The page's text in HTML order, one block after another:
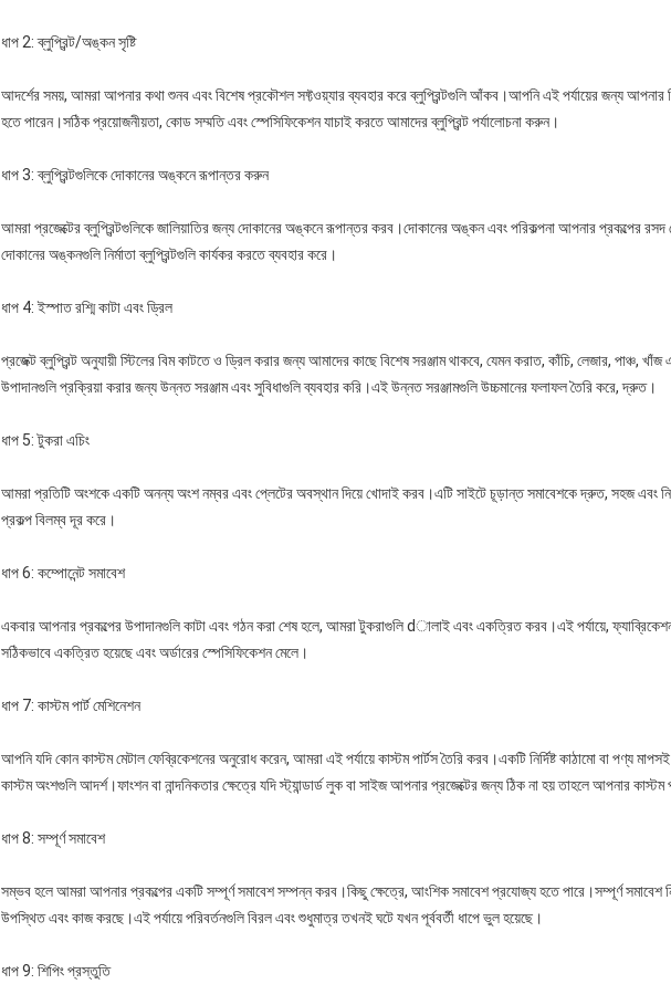
ধাপ 2: ব্লুপ্রিন্ট/অঙ্কন সৃষ্টি
আদর্শের সময়, আমরা আপনার কথা শুনব এবং বিশেষ প্রকৌশল সফ্টওয়্যার ব্যবহার করে ব্লুপ্রিন্টগুলি আঁকব।আপনি এই পর্যায়ের জন্য আপনার
হতে পারেন।সঠিক প্রয়োজনীয়তা, কোড সম্মতি এবং স্পেসিফিকেশন যাচাই করতে আমাদের ব্লুপ্রিন্ট পর্যালোচনা করুন।
ধাপ 3: ব্লুপ্রিন্টগুলিকে দোকানের অঙ্কনে রূপান্তর করুন
আমরা প্রজেক্টের ব্লুপ্রিন্টগুলিকে জালিয়াতির জন্য দোকানের অঙ্কনে রূপান্তর করব।দোকানের অঙ্কন এবং পরিকল্পনা আপনার প্রকল্পের রসদ
দোকানের অঙ্কনগুলি নির্মাতা ব্লুপ্রিন্টগুলি কার্যকর করতে ব্যবহার করে।
ধাপ 4: ইস্পাত রশ্মি কাটা এবং ড্রিল
প্রজেক্ট ব্লুপ্রিন্ট অনুযায়ী স্টিলের বিম কাটতে ও ড্রিল করার জন্য আমাদের কাছে বিশেষ সরঞ্জাম থাকবে, যেমন করাত, কাঁচি, লেজার, পাঞ্চ,
উপাদানগুলি প্রক্রিয়া করার জন্য উন্নত সরঞ্জাম এবং সুবিধাগুলি ব্যবহার করি।এই উন্নত সরঞ্জামগুলি উচ্চমানের ফলাফল তৈরি করে, দ্রুত।
ধাপ 5: টুকরা এচিং
আমরা প্রতিটি অংশকে একটি অনন্য অংশ নম্বর এবং প্লেটের অবস্থান দিয়ে খোদাই করব।এটি সাইটে চূড়ান্ত সমাবেশকে দ্রুত, সহজ এবং
প্রকল্প বিলম্ব দূর করে।
ধাপ 6: কম্পোনেন্ট সমাবেশ
একবার আপনার প্রকল্পের উপাদানগুলি কাটা এবং গঠন করা শেষ হলে, আমরা টুকরাগুলি dালাই এবং একত্রিত করব।এই পর্যায়ে,
সঠিকভাবে একত্রিত হয়েছে এবং অর্ডারের স্পেসিফিকেশন মেলে।
ধাপ 7: কাস্টম পার্ট মেশিনেশন
আপনি যদি কোন কাস্টম মেটাল ফেব্রিকেশনের অনুরোধ করেন, আমরা এই পর্যায়ে কাস্টম পার্টস তৈরি করব।একটি নির্দিষ্ট কাঠামো বা পণ্য
কাস্টম অংশগুলি আদর্শ।ফাংশন বা নান্দনিকতার ক্ষেত্রে যদি স্ট্যান্ডার্ড লুক বা সাইজ আপনার প্রজেক্টের জন্য ঠিক না হয় তাহলে আপনার কাস্টম
ধাপ 8: সম্পূর্ণ সমাবেশ
সম্ভব হলে আমরা আপনার প্রকল্পের একটি সম্পূর্ণ সমাবেশ সম্পন্ন করব।কিছু ক্ষেত্রে, আংশিক সমাবেশ প্রযোজ্য হতে পারে।সম্পূর্ণ সমাবেশ
উপস্থিত এবং কাজ করছে।এই পর্যায়ে পরিবর্তনগুলি বিরল এবং শুধুমাত্র তখনই ঘটে যখন পূর্ববর্তী ধাপে ভুল হয়েছে।
ধাপ 9: শিপিং প্রস্তুতি